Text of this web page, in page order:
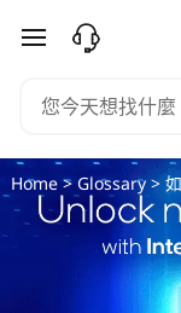
如
打
印
跳至主要內容
Home> Glossary>